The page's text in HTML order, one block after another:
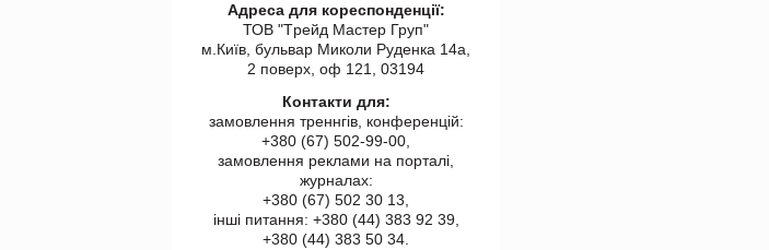
Адреса для кореспонденції:
ТОВ "Tрейд Мастер Груп"
м.Київ, бульвар Миколи Руденка 14а,
2 поверх, оф 121, 03194
Контакти для:
замовлення треннгів, конференцій:
+380 (67) 502-99-00,
замовлення реклами на порталі,
журналах:
+380 (67) 502 30 13,
інші питання: +380 (44) 383 92 39,
+380 (44) 383 50 34.